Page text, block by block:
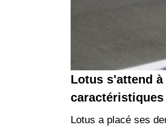
Lotus s'attend
Lotus a placé ses